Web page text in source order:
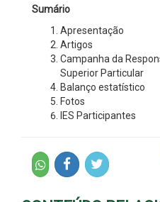
Sumário
Apresentação
Artigos
Campanha da
Superior Particular
Balanço estatístico
Fotos
IES Participantes